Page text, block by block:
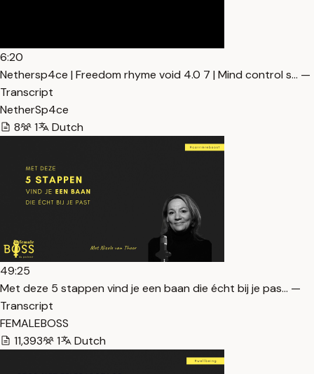
6:20
Nethersp4ce | Freedom rhyme void 4.0 7 | Mind control s… —
Transcript
NetherSp4ce
8
1 Dutch
49:25
Met deze 5 stappen vind je een baan die écht bij je pas… —
Transcript
FEMALEBOSS
11,393
1 Dutch